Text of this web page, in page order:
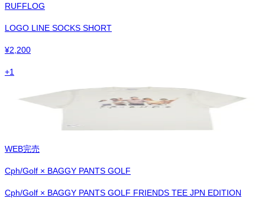
RUFFLOG
LOGO LINE SOCKS SHORT
¥2,200
+1
WEB完売
Cph/Golf × BAGGY PANTS GOLF
Cph/Golf × BAGGY PANTS GOLF FRIENDS TEE JPN EDITION